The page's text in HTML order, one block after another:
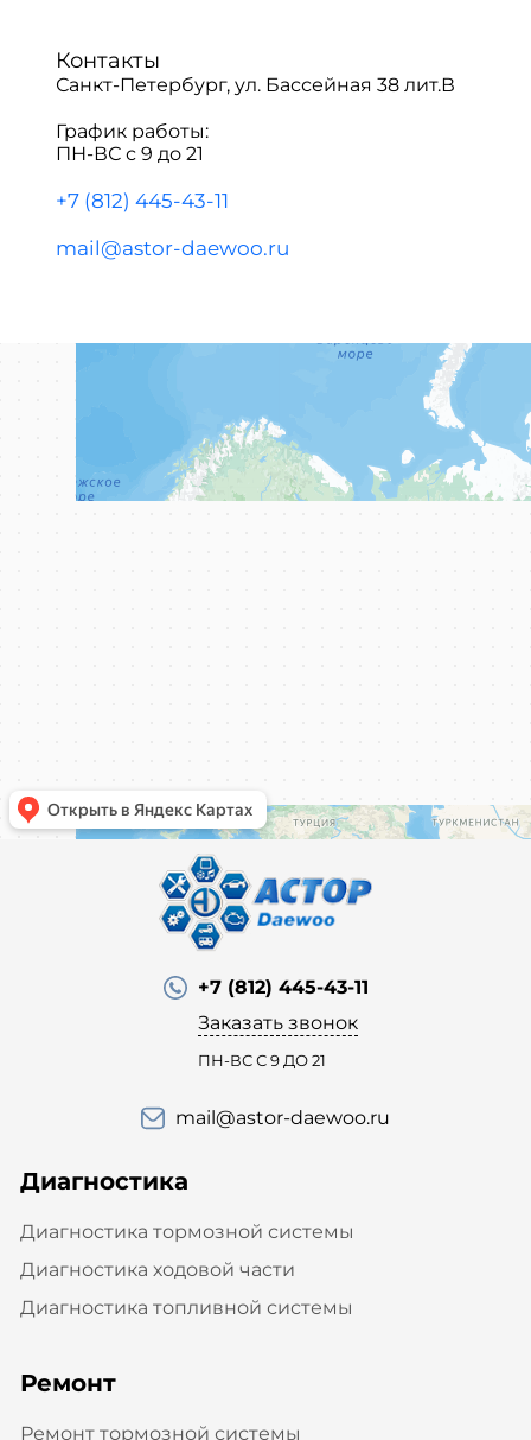
Контакты
Санкт-Петербург, ул. Бассейная 38 лит.В
График работы:
ПН-ВС с 9 до 21
+7 (812) 445-43-11
mail@astor-daewoo.ru
+7 (812) 445-43-11
Заказать звонок
ПН-ВС С 9 ДО 21
mail@astor-daewoo.ru
Диагностика
Диагностика тормозной системы
Диагностика ходовой части
Диагностика топливной системы
Ремонт
Ремонт тормозной системы